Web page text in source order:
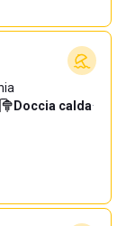
Doccia calda·